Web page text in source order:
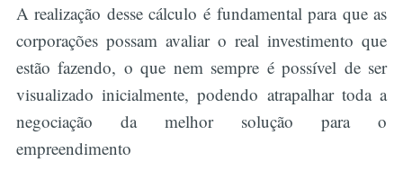
A realização desse cálculo é fundamental para que as
corporações possam avaliar o real investimento que
estão fazendo, o que nem sempre é possível de ser
visualizado inicialmente, podendo atrapalhar toda a
negociação da melhor solução para o
empreendimento